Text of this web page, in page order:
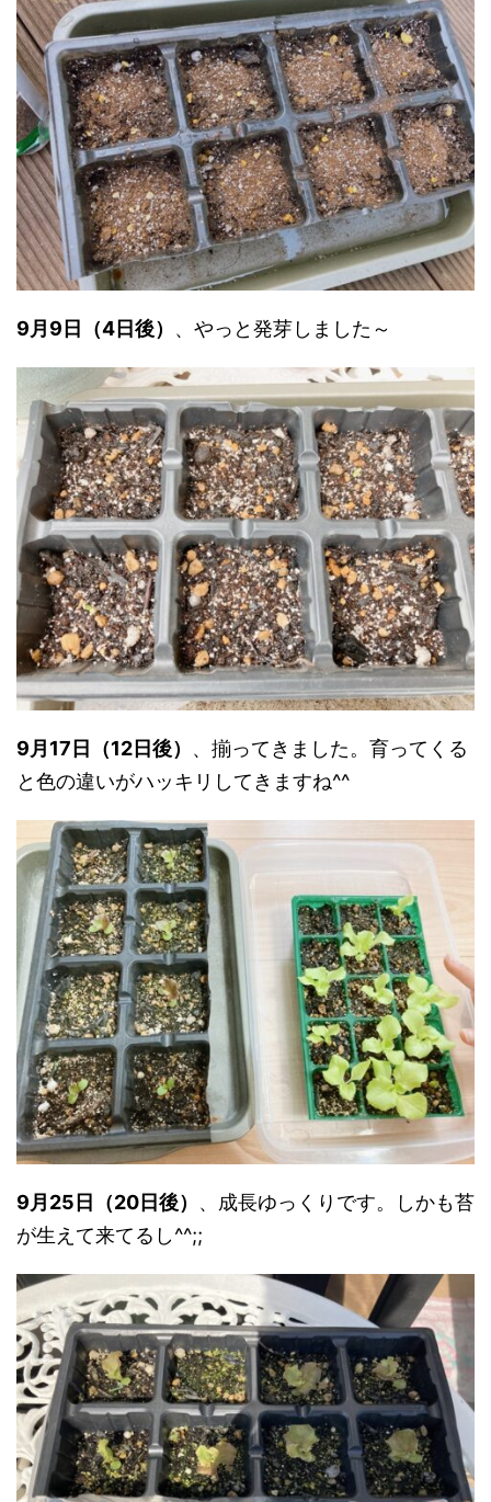
9月9日（4日後） 、やっと発芽しました～
9月17日（12日後） 、揃ってきました。育ってくる
と色の違いがハッキリしてきますね^^
9月25日（20日後） 、成長ゆっくりです。しかも苔
が生えて来てるし^^;;